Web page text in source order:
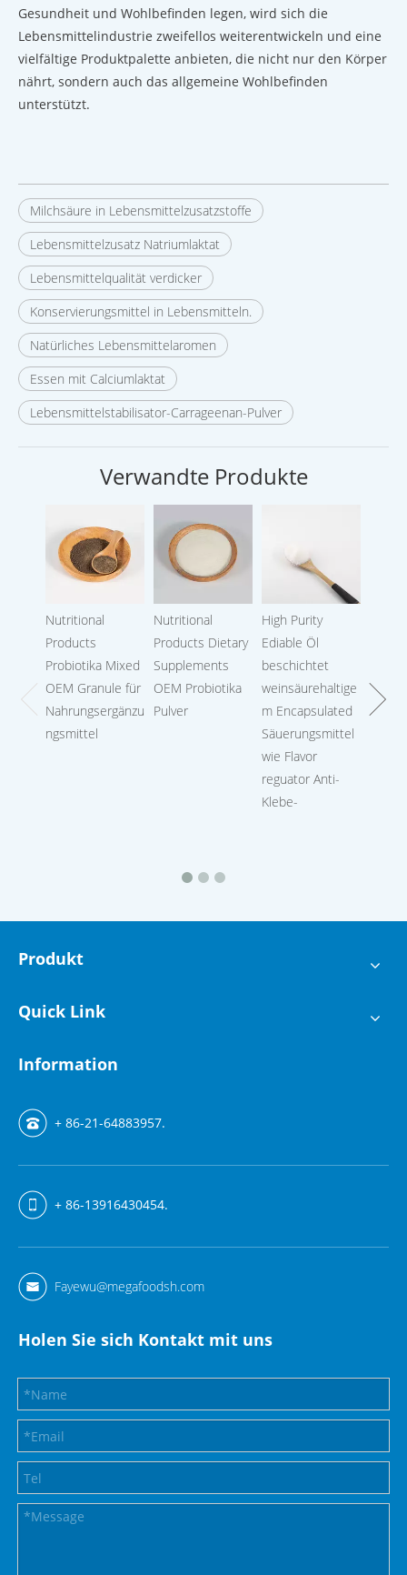
Gesundheit und Wohlbefinden legen, wird sich die
Lebensmittelindustrie zweifellos weiterentwickeln und eine
vielfältige Produktpalette anbieten, die nicht nur den Körper
nährt, sondern auch das allgemeine Wohlbefinden
unterstützt.
Milchsäure in Lebensmittelzusatzstoffe
Lebensmittelzusatz Natriumlaktat
Lebensmittelqualität verdicker
Konservierungsmittel in Lebensmitteln.
Natürliches Lebensmittelaromen
Essen mit Calciumlaktat
Lebensmittelstabilisator-Carrageenan-Pulver
Verwandte Produkte
Nutritional
Products
Probiotika Mixed
OEM Granule für
Nahrungsergänzu
ngsmittel
Nutritional
Products Dietary
Supplements
OEM Probiotika
Pulver
High Purity
Ediable Öl
beschichtet
weinsäurehaltige
m Encapsulated
Säuerungsmittel
wie Flavor
reguator Anti-
Klebe-
Produkt
Quick Link
Information
+ 86-21-64883957.
+ 86-13916430454.
Fayewu@megafoodsh.com
Holen Sie sich Kontakt mit uns